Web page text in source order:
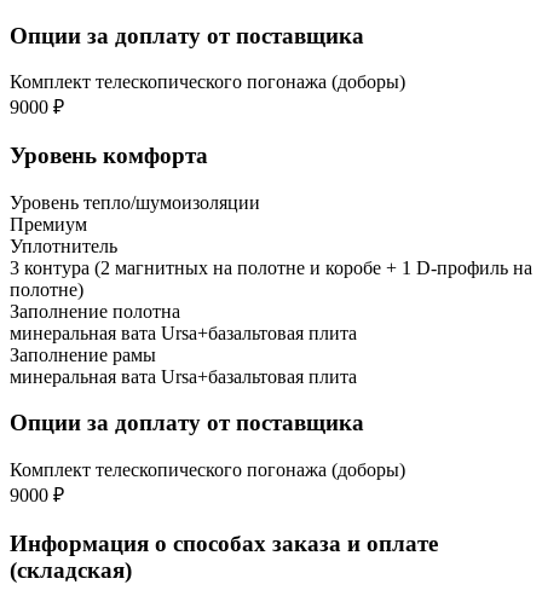
Опции за доплату от поставщика
Комплект телескопического погонажа (доборы)
9000 ₽
Уровень комфорта
Уровень тепло/шумоизоляции
Премиум
Уплотнитель
3 контура (2 магнитных на полотне и коробе + 1 D-профиль на
полотне)
Заполнение полотна
минеральная вата Ursa+базальтовая плита
Заполнение рамы
минеральная вата Ursa+базальтовая плита
Опции за доплату от поставщика
Комплект телескопического погонажа (доборы)
9000 ₽
Информация о способах заказа и оплате
(складская)